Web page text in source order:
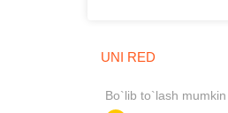
UNI RED
Bo`lib to`lash mumkin